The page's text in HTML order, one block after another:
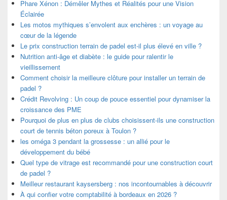
Phare Xénon : Démêler Mythes et Réalités pour une Vision
Éclairée
Les motos mythiques s’envolent aux enchères : un voyage au
cœur de la légende
Le prix construction terrain de padel est-il plus élevé en ville ?
Nutrition anti-âge et diabète : le guide pour ralentir le
vieillissement
Comment choisir la meilleure clôture pour installer un terrain de
padel ?
Crédit Revolving : Un coup de pouce essentiel pour dynamiser la
croissance des PME
Pourquoi de plus en plus de clubs choisissent-ils une construction
court de tennis béton poreux à Toulon ?
les oméga 3 pendant la grossesse : un allié pour le
développement du bébé
Quel type de vitrage est recommandé pour une construction court
de padel ?
Meilleur restaurant kaysersberg : nos incontournables à découvrir
À qui confier votre comptabilité à bordeaux en 2026 ?